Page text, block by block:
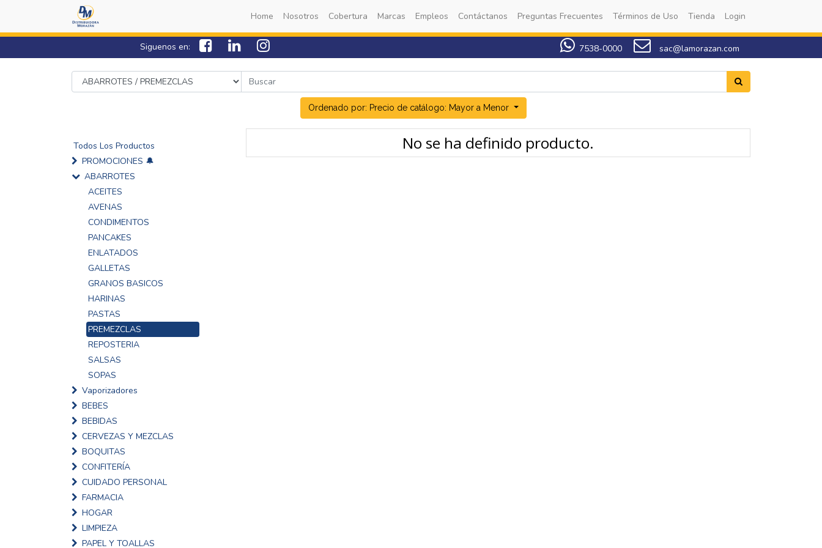
Home Nosotros Cobertura Marcas Empleos Contáctanos Preguntas Frecuentes Términos de Uso Tienda Login
Siguenos en: 7538-0000 sac@lamorazan.com
Ordenado por: Precio de catálogo: Mayor a Menor
Todos Los Productos
PROMOCIONES 🔔
ABARROTES
ACEITES
AVENAS
CONDIMENTOS
PANCAKES
ENLATADOS
GALLETAS
GRANOS BASICOS
HARINAS
PASTAS
PREMEZCLAS
REPOSTERIA
SALSAS
SOPAS
Vaporizadores
BEBES
BEBIDAS
CERVEZAS Y MEZCLAS
BOQUITAS
CONFITERÍA
CUIDADO PERSONAL
FARMACIA
HOGAR
LIMPIEZA
PAPEL Y TOALLAS
No se ha definido producto.